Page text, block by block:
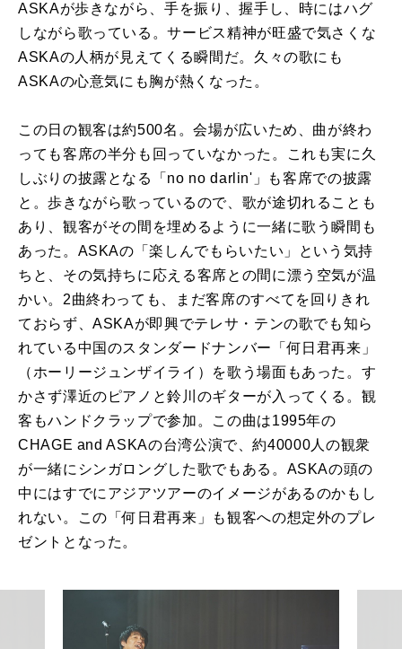
ASKAが歩きながら、⼿を振り、握⼿し、時にはハグ
しながら歌っている。サービス精神が旺盛で気さくな
ASKAの⼈柄が⾒えてくる瞬間だ。久々の歌にも
ASKAの⼼意気にも胸が熱くなった。
この⽇の観客は約500名。会場が広いため、曲が終わ
っても客席の半分も回っていなかった。これも実に久
しぶりの披露となる「no no darlin'」も客席での披露
と。歩きながら歌っているので、歌が途切れることも
あり、観客がその間を埋めるように⼀緒に歌う瞬間も
あった。ASKAの「楽しんでもらいたい」という気持
ちと、その気持ちに応える客席との間に漂う空気が温
かい。2曲終わっても、まだ客席のすべてを回りきれ
ておらず、ASKAが即興でテレサ・テンの歌でも知ら
れている中国のスタンダードナンバー「何⽇君再来」
（ホーリージュンザイライ）を歌う場⾯もあった。す
かさず澤近のピアノと鈴川のギターが⼊ってくる。観
客もハンドクラップで参加。この曲は1995年の
CHAGE and ASKAの台湾公演で、約40000⼈の観衆
が⼀緒にシンガロングした歌でもある。ASKAの頭の
中にはすでにアジアツアーのイメージがあるのかもし
れない。この「何⽇君再来」も観客への想定外のプレ
ゼントとなった。